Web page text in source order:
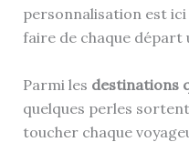
personnalisation est ici
faire de chaque départ
Parmi les destinations
quelques perles
toucher chaque